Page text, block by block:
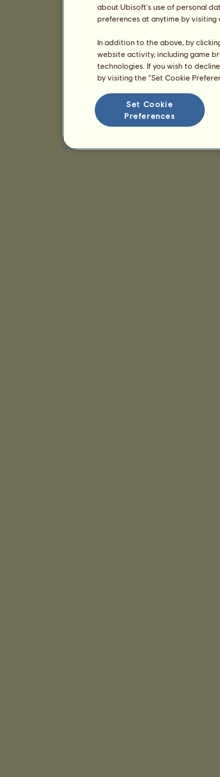
about Ubisoft's use of personal
preferences at anytime by
In addition to the above, by
website activity, including game
technologies. If you wish to
by visiting the “Set Cookie
Set Cookie
Preferences